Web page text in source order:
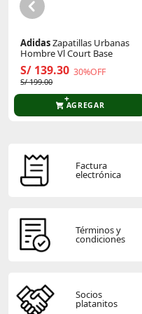
AdidasZapatillas Urbanas
Hombre Vl Court Base
S/ 139.30 30%OFF
S/ 199.00
AGREGAR
Factura
electrónica
Términos y
condiciones
Socios
platanitos